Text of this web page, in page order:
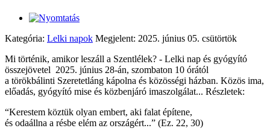
Kategória: Lelki napok Megjelent: 2025. június 05. csütörtök
Mi történik, amikor leszáll a Szentlélek? - Lelki nap és gyógyító
összejövetel 2025. június 28-án, szombaton 10 órától
a törökbálinti Szeretetláng kápolna és közösségi házban. Közös ima,
előadás, gyógyító mise és közbenjáró imaszolgálat... Részletek:
“Kerestem köztük olyan embert, aki falat építene,
és odaállna a résbe elém az országért...” (Ez. 22, 30)